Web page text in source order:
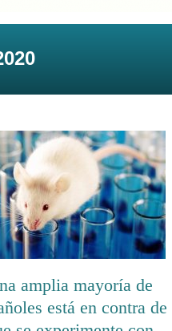
amplia mayoría de
está en contra de